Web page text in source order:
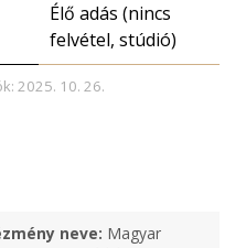
Élő adás (nincs
felvétel, stúdió)
2025. 10. 26.
neve: Magyar